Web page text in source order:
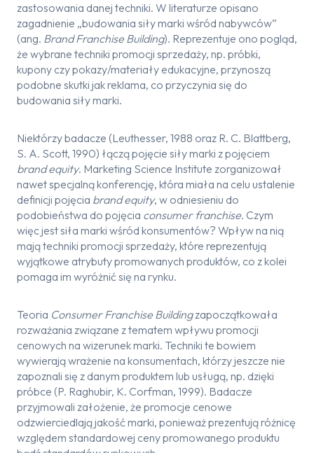
zastosowania danej techniki. W literaturze opisano
zagadnienie „budowania siły marki wśród nabywców”
(ang. Brand Franchise Building). Reprezentuje ono pogląd,
że wybrane techniki promocji sprzedaży, np. próbki,
kupony czy pokazy/materiały edukacyjne, przynoszą
podobne skutki jak reklama, co przyczynia się do
budowania siły marki.
Niektórzy badacze (Leuthesser, 1988 oraz R. C. Blattberg,
S. A. Scott, 1990) łączą pojęcie siły marki z pojęciem
brand equity. Marketing Science Institute zorganizował
nawet specjalną konferencję, która miała na celu ustalenie
definicji pojęcia brand equity, w odniesieniu do
podobieństwa do pojęcia consumer franchise. Czym
więc jest siła marki wśród konsumentów? Wpływ na nią
mają techniki promocji sprzedaży, które reprezentują
wyjątkowe atrybuty promowanych produktów, co z kolei
pomaga im wyróżnić się na rynku.
Teoria Consumer Franchise Buildingzapoczątkowała
rozważania związane z tematem wpływu promocji
cenowych na wizerunek marki. Techniki te bowiem
wywierają wrażenie na konsumentach, którzy jeszcze nie
zapoznali się z danym produktem lub usługą, np. dzięki
próbce (P. Raghubir, K. Corfman, 1999). Badacze
przyjmowali założenie, że promocje cenowe
odzwierciedlają jakość marki, ponieważ prezentują różnicę
względem standardowej ceny promowanego produktu